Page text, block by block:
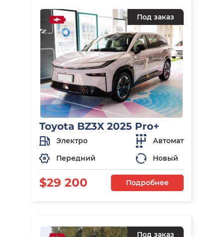
Под заказ
Toyota BZ3X 2025 Pro+
Электро
Автомат
Передний
Новый
$29 200 Подробнее
Под заказ